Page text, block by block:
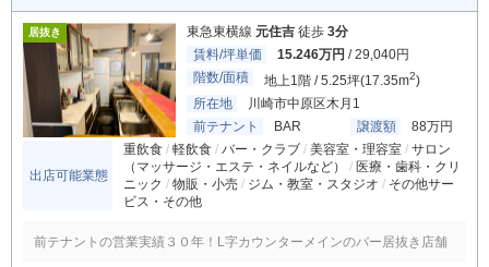
居抜き 東急東横線 元住吉 徒歩 3分
賃料/坪単価
15.246万円 / 29,040円
階数/面積
地上1階 / 5.25坪(17.35m2)
所在地
川崎市中原区木月1
前テナント
BAR 譲渡額 88万円
出店可能業態
重飲食 軽飲食 バー・クラブ 美容室・理容室
サロン
（マッサージ・エステ・ネイルなど）
医療・歯科・クリ
ニック
物販・小売 ジム・教室・スタジオ
その他サー
ビス・その他
前テナントの営業実績３０年！L字カウンターメインのバー居抜き店舗